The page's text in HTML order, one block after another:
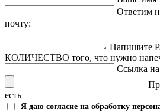
Ответим
почту:
Напишите
КОЛИЧЕСТВО того, что нужно
Ссылка
есть
Я даю согласие на обработку